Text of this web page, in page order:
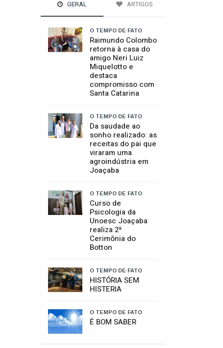
GERAL ARTIGOS
O TEMPO DE FATO
Raimundo Colombo
retorna à casa do
amigo Neri Luiz
destaca
compromisso com
Santa Catarina
O TEMPO DE FATO
Da saudade ao
sonho realizado: as
viraram uma
agroindústria em
Joaçaba
O TEMPO DE FATO
Curso de
Psicologia da